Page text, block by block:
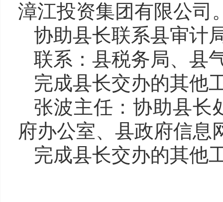
漳江投资集团有限公司
协助县长联系县审计
联系：县税务局、县
完成县长交办的其他
张波主任 ：协助县长
府办公室、县政府信息
完成县长交办的其他